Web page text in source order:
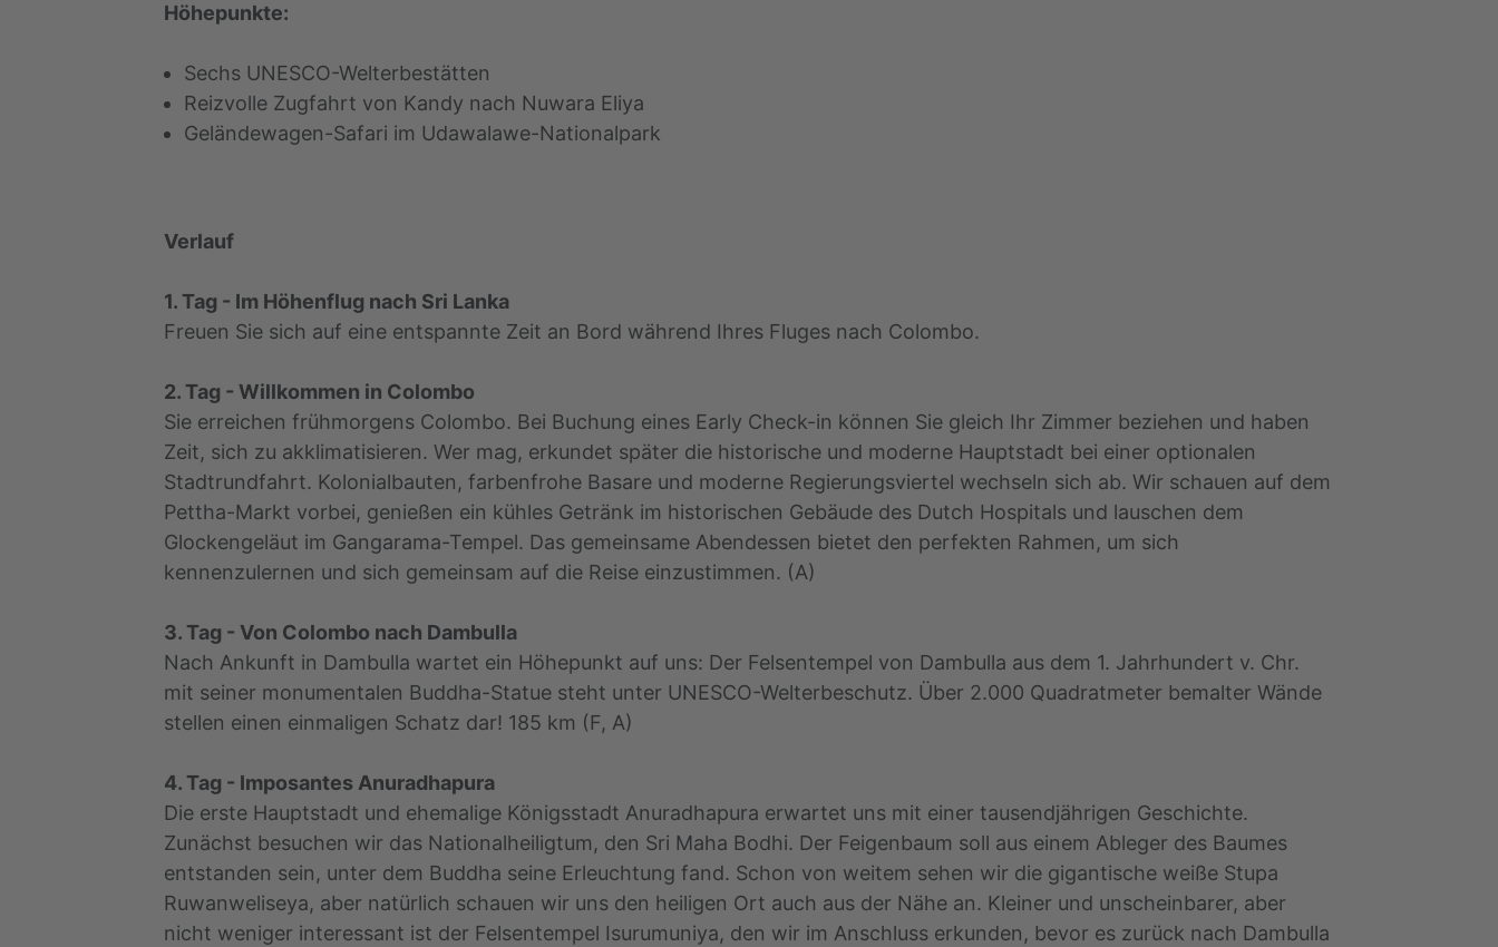
Höhepunkte:
Sechs UNESCO-Welterbestätten
Reizvolle Zugfahrt von Kandy nach Nuwara Eliya
Geländewagen-Safari im Udawalawe-Nationalpark
Verlauf
1. Tag - Im Höhenflug nach Sri Lanka
Freuen Sie sich auf eine entspannte Zeit an Bord während Ihres Fluges nach Colombo.
2. Tag - Willkommen in Colombo
Sie erreichen frühmorgens Colombo. Bei Buchung eines Early Check-in können Sie gleich Ihr Zimmer beziehen und haben
Zeit, sich zu akklimatisieren. Wer mag, erkundet später die historische und moderne Hauptstadt bei einer optionalen
Stadtrundfahrt. Kolonialbauten, farbenfrohe Basare und moderne Regierungsviertel wechseln sich ab. Wir schauen auf dem
Pettha-Markt vorbei, genießen ein kühles Getränk im historischen Gebäude des Dutch Hospitals und lauschen dem
Glockengeläut im Gangarama-Tempel. Das gemeinsame Abendessen bietet den perfekten Rahmen, um sich
kennenzulernen und sich gemeinsam auf die Reise einzustimmen. (A)
3. Tag - Von Colombo nach Dambulla
Nach Ankunft in Dambulla wartet ein Höhepunkt auf uns: Der Felsentempel von Dambulla aus dem 1. Jahrhundert v. Chr.
mit seiner monumentalen Buddha-Statue steht unter UNESCO-Welterbeschutz. Über 2.000 Quadratmeter bemalter Wände
stellen einen einmaligen Schatz dar! 185 km (F, A)
4. Tag - Imposantes Anuradhapura
Die erste Hauptstadt und ehemalige Königsstadt Anuradhapura erwartet uns mit einer tausendjährigen Geschichte.
Zunächst besuchen wir das Nationalheiligtum, den Sri Maha Bodhi. Der Feigenbaum soll aus einem Ableger des Baumes
entstanden sein, unter dem Buddha seine Erleuchtung fand. Schon von weitem sehen wir die gigantische weiße Stupa
Ruwanweliseya, aber natürlich schauen wir uns den heiligen Ort auch aus der Nähe an. Kleiner und unscheinbarer, aber
nicht weniger interessant ist der Felsentempel Isurumuniya, den wir im Anschluss erkunden, bevor es zurück nach Dambulla